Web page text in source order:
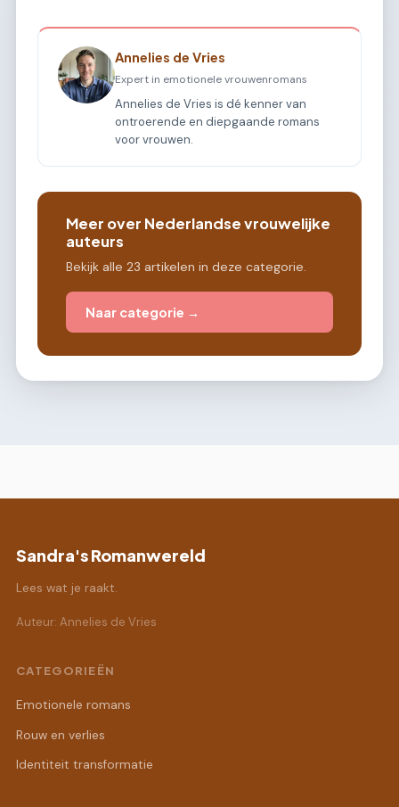
Annelies de Vries
Expert in emotionele vrouwenromans
Annelies de Vries is dé kenner van
ontroerende en diepgaande romans
voor vrouwen.
Meer over Nederlandse vrouwelijke
auteurs
Bekijk alle 23 artikelen in deze categorie.
Naar categorie →
Sandra's Romanwereld
Lees wat je raakt.
Auteur: Annelies de Vries
CATEGORIEËN
Emotionele romans
Rouw en verlies
Identiteit transformatie